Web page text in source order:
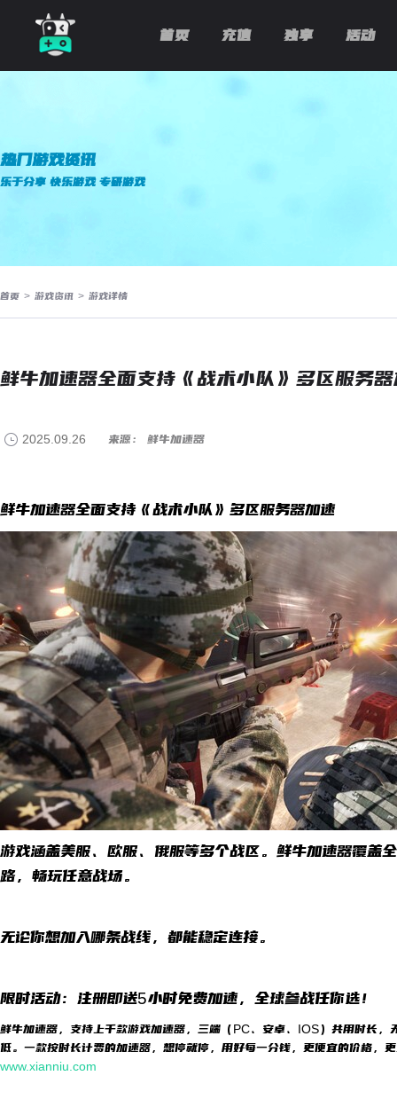
首页 充值 独享 活动
热门游戏资讯
乐于分享 快乐游戏 专研游戏
首页 > 游戏资讯 > 游戏详情
鲜牛加速器全面支持《战术小队》多区服务
2025.09.26 来源： 鲜牛加速器
鲜牛加速器全面支持《战术小队》多区服务器加速
游戏涵盖美服、欧服、俄服等多个战区。鲜牛加速器覆盖
路，畅玩任意战场。
无论你想加入哪条战线，都能稳定连接。
限时活动：注册即送5小时免费加速，全球参战任你选！
鲜牛加速器，支持上千款游戏加速器，三端（PC、安卓、IOS）共用时长
低。一款按时长计费的加速器，想停就停，用好每一分钱，更便宜的价格，
www.xianniu.com